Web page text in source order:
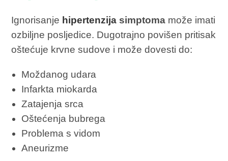
Ignorisanje hipertenzija simptoma može imati
ozbiljne posljedice. Dugotrajno povišen pritisak
oštećuje krvne sudove i može dovesti do:
Moždanog udara
Infarkta miokarda
Zatajenja srca
Oštećenja bubrega
Problema s vidom
Aneurizme